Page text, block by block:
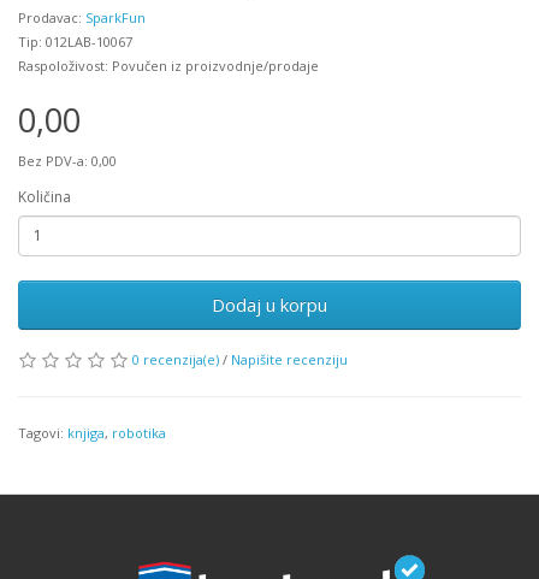
Prodavac: SparkFun
Tip: 012LAB-10067
Raspoloživost: Povučen iz proizvodnje/prodaje
0,00
Bez PDV-a: 0,00
Količina
Dodaj u korpu
0 recenzija(e) / Napišite recenziju
Tagovi: knjiga, robotika